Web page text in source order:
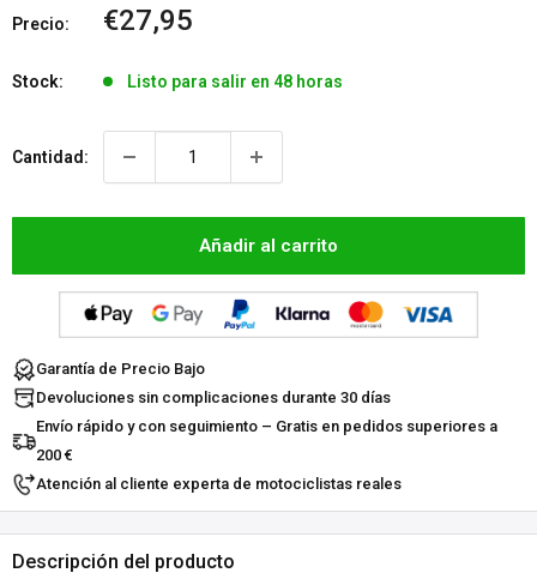
Precio:
Precio
venta
€27,95
Stock: Listo para salir en 48 horas
Cantidad:
Añadir al carrito
Garantía de Precio Bajo
Devoluciones sin complicaciones durante 30 días
Envío rápido y con seguimiento – Gratis en pedidos superiores a
200 €
Atención al cliente experta de motociclistas reales
Descripción del producto